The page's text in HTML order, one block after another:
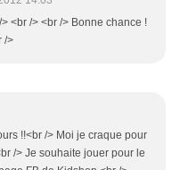
<br /> <br /> Bonne chance !
/>
!!<br /> Moi je craque pour
/> Je souhaite jouer pour le